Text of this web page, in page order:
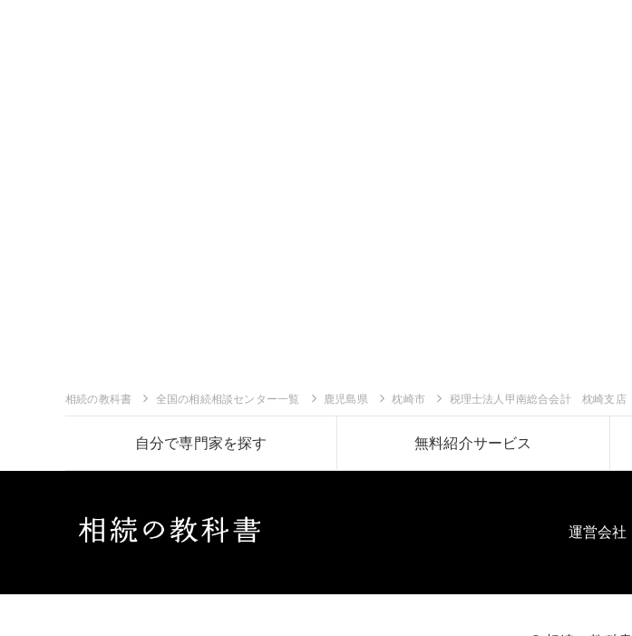
相続の教科書 全国の相続相談センター一覧 鹿児島県 枕崎市 税理士法人甲南総合会計 枕崎支店
自分で専門家を探す 無料紹介サービス
運営会社